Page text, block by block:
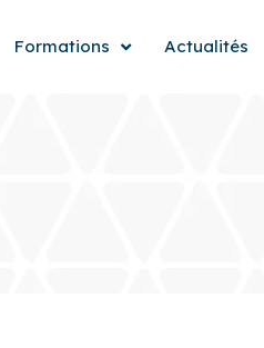
Formations Actualités